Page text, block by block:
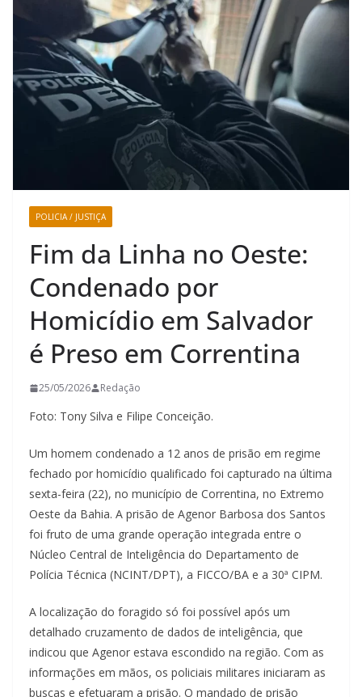
POLICIA / JUSTIÇA
Fim da Linha no Oeste:
Condenado por
Homicídio em Salvador
é Preso em Correntina
25/05/2026 Redação
Foto: Tony Silva e Filipe Conceição.
Um homem condenado a 12 anos de prisão em regime
fechado por homicídio qualificado foi capturado na última
sexta-feira (22), no município de Correntina, no Extremo
Oeste da Bahia. A prisão de Agenor Barbosa dos Santos
foi fruto de uma grande operação integrada entre o
Núcleo Central de Inteligência do Departamento de
Polícia Técnica (NCINT/DPT), a FICCO/BA e a 30ª CIPM.
A localização do foragido só foi possível após um
detalhado cruzamento de dados de inteligência, que
indicou que Agenor estava escondido na região. Com as
informações em mãos, os policiais militares iniciaram as
buscas e efetuaram a prisão. O mandado de prisão